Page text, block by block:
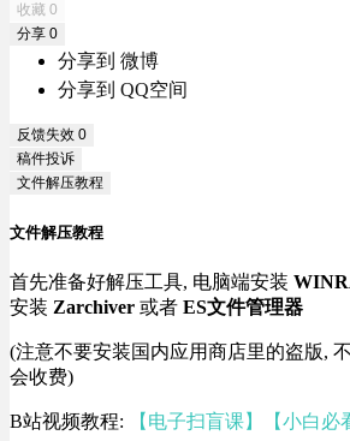
收藏 0
分享 0
分享到 微博
分享到 QQ空间
反馈失效 0
稿件投诉
文件解压教程
文件解压教程
首先准备好解压工具, 电脑端安装
安装 Zarchiver 或者 ES文件管理器
(注意不要安装国内应用商店里的盗版,
会收费)
B站视频教程: 【电子扫盲课】【小白